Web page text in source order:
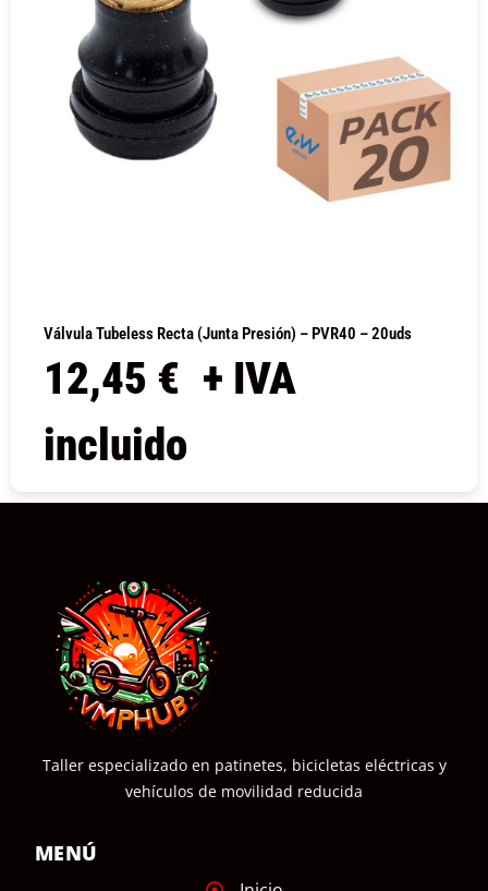
Válvula Tubeless Recta (junta Presión) – PVR40 – 20uds
12,45 € + IVA
incluido
Taller especializado en patinetes, bicicletas eléctricas y
vehículos de movilidad reducida
MENÚ